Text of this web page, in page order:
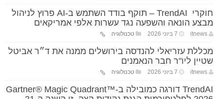
חוקרי TrendAI – תוקף בודד השתמש ב-AI פרוץ לניהול
מבצע הונאה והשפעה נגד עשרות אלפי אמריקאים
itnews 7 ביוני 2026 טכנולוגיה
מכללת עזריאלי להנדסה בירושלים ממנה את ד״ר אביטל
שטיין ליו"ר חבר הנאמנים
itnews 7 ביוני 2026 טכנולוגיה
TrendAI דורגה כמובילה ב-Gartner® Magic Quadrant™